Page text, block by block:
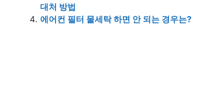
대처 방법
에어컨 필터 물세탁 하면 안 되는 경우는?